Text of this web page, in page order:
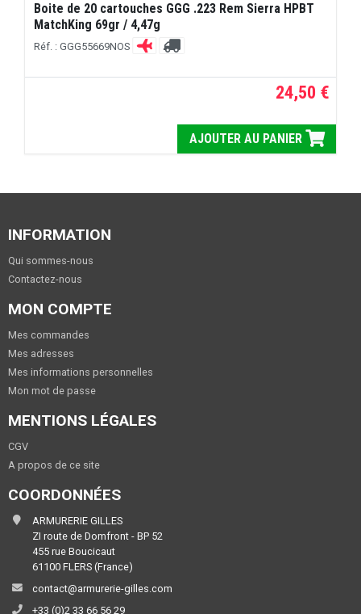
Boite de 20 cartouches GGG .223 Rem Sierra HPBT
MatchKing 69gr / 4,47g
Réf. : GGG55669NOS
24,50 €
AJOUTER AU PANIER
INFORMATION
Qui sommes-nous
Contactez-nous
MON COMPTE
Mes commandes
Mes adresses
Mes informations personnelles
Mon mot de passe
MENTIONS LÉGALES
CGV
A propos de ce site
COORDONNÉES
ARMURERIE GILLES
ZI route de Domfront - BP 52
455 rue Boucicaut
61100 FLERS (France)
contact@armurerie-gilles.com
+33 (0)2 33 66 56 29